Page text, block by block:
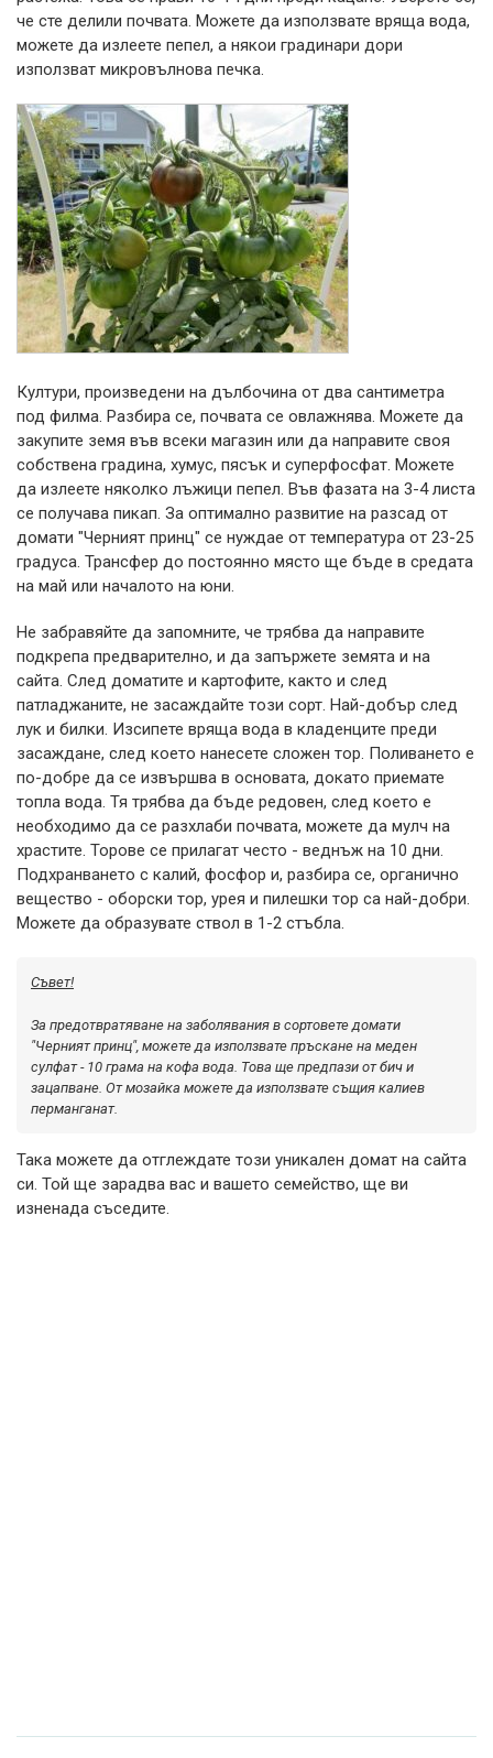
че сте делили почвата. Можете да използвате вряща вода,
можете да излеете пепел, а някои градинари дори
използват микровълнова печка.
Култури, произведени на дълбочина от два сантиметра
под филма. Разбира се, почвата се овлажнява. Можете да
закупите земя във всеки магазин или да направите своя
собствена градина, хумус, пясък и суперфосфат. Можете
да излеете няколко лъжици пепел. Във фазата на 3-4 листа
се получава пикап. За оптимално развитие на разсад от
домати "Черният принц" се нуждае от температура от 23-25
​​градуса. Трансфер до постоянно място ще бъде в средата
на май или началото на юни.
Не забравяйте да запомните, че трябва да направите
подкрепа предварително, и да запържете земята и на
сайта. След доматите и картофите, както и след
патладжаните, не засаждайте този сорт. Най-добър след
лук и билки. Изсипете вряща вода в кладенците преди
засаждане, след което нанесете сложен тор. Поливането е
по-добре да се извършва в основата, докато приемате
топла вода. Тя трябва да бъде редовен, след което е
необходимо да се разхлаби почвата, можете да мулч на
храстите. Торове се прилагат често - веднъж на 10 дни.
Подхранването с калий, фосфор и, разбира се, органично
вещество - оборски тор, урея и пилешки тор са най-добри.
Можете да образувате ствол в 1-2 стъбла.
Съвет!
За предотвратяване на заболявания в сортовете домати
"Черният принц", можете да използвате пръскане на меден
сулфат - 10 грама на кофа вода. Това ще предпази от бич и
зацапване. От мозайка можете да използвате същия калиев
перманганат.
Така можете да отглеждате този уникален домат на сайта
си. Той ще зарадва вас и вашето семейство, ще ви
изненада съседите.